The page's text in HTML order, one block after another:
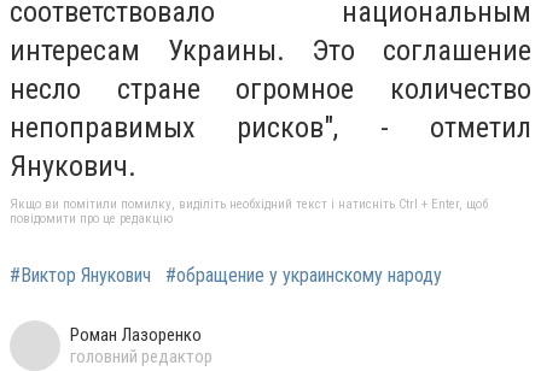
соответствовало национальным
интересам Украины. Это соглашение
несло стране огромное количество
непоправимых рисков", - отметил
Янукович.
Якщо ви помітили помилку, виділіть необхідний текст і натисніть Ctrl + Enter, щоб
повідомити про це редакцію
#Виктор Янукович #обращение у украинскому народу
Роман Лазоренко
головний редактор